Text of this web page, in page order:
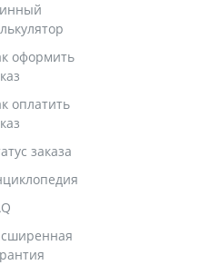
оформить
оплатить
заказа